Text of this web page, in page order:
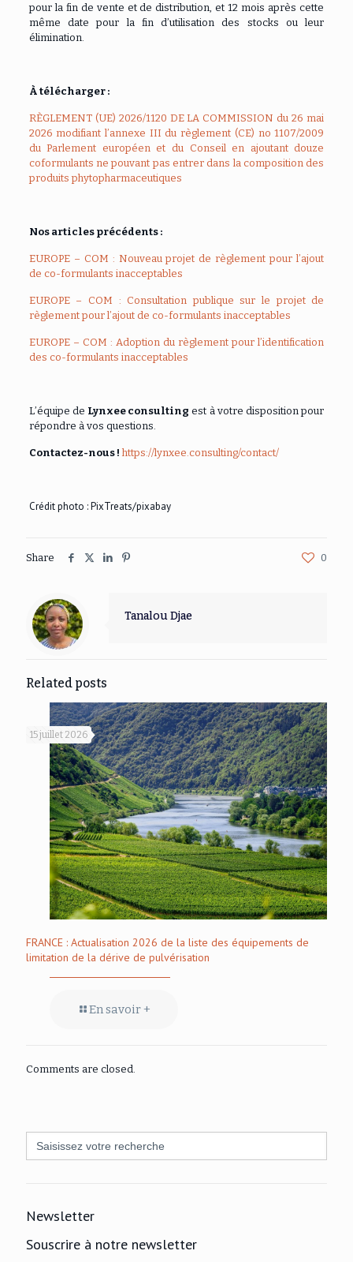
pour la fin de vente et de distribution, et 12 mois après cette
même date pour la fin d’utilisation des stocks ou leur
élimination.
À télécharger :
RÈGLEMENT (UE) 2026/1120 DE LA COMMISSION du 26 mai
2026 modifiant l’annexe III du règlement (CE) no 1107/2009
du Parlement européen et du Conseil en ajoutant douze
coformulants ne pouvant pas entrer dans la composition des
produits phytopharmaceutiques
Nos articles précédents :
EUROPE – COM : Nouveau projet de règlement pour l’ajout
de co-formulants inacceptables
EUROPE – COM : Consultation publique sur le projet de
règlement pour l’ajout de co-formulants inacceptables
EUROPE – COM : Adoption du règlement pour l’identification
des co-formulants inacceptables
L’équipe de Lynxee consulting est à votre disposition pour
répondre à vos questions.
Contactez-nous ! https://lynxee.consulting/contact/
Crédit photo :PixTreats/pixabay
Share 0
Tanalou Djae
Related posts
15 juillet 2026
FRANCE : Actualisation 2026 de la liste des équipements de
limitation de la dérive de pulvérisation
En savoir +
Comments are closed.
Search
for:
Newsletter
Souscrire à notre newsletter